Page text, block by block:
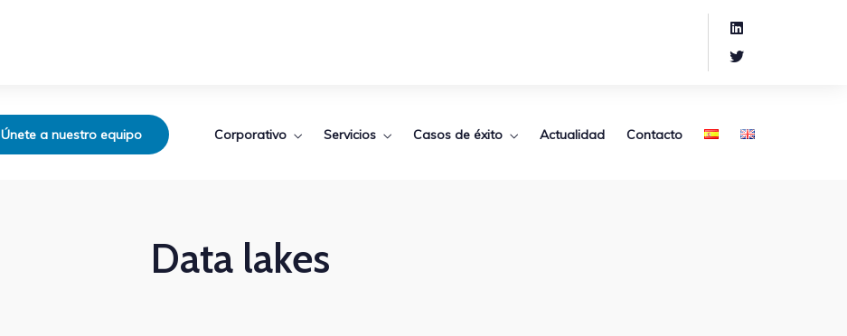
Únete a nuestro equipo Corporativo Servicios Casos de éxito Actualidad Contacto
Data lakes